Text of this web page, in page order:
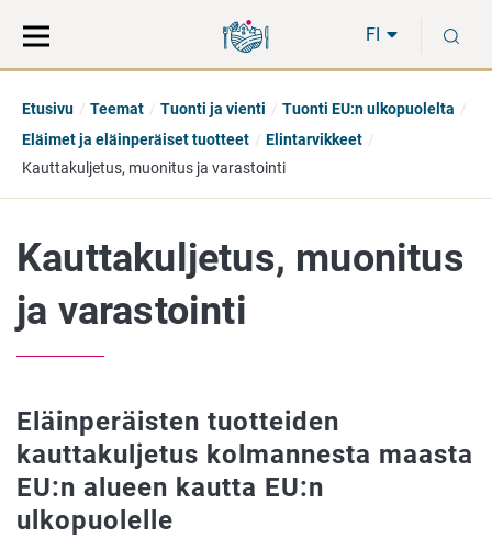
suoraan
sisältöön
koko
sivuston
FI
Etusivu Teemat Tuonti ja vienti
Tuonti EU:n ulkopuolelta
Eläimet ja eläinperäiset tuotteet
Elintarvikkeet
Kauttakuljetus, muonitus ja varastointi
Kauttakuljetus, muonitus
ja varastointi
Eläinperäisten tuotteiden
kauttakuljetus kolmannesta maasta
EU:n alueen kautta EU:n
ulkopuolelle